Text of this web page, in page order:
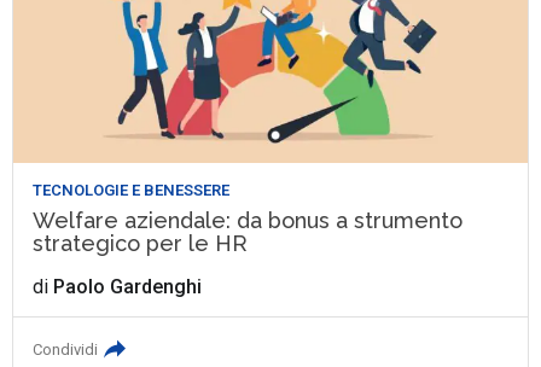
TECNOLOGIE E BENESSERE
Welfare aziendale: da bonus a strumento
strategico per le HR
di Paolo Gardenghi
Condividi